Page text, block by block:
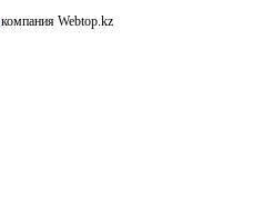
компания Webtop.kz